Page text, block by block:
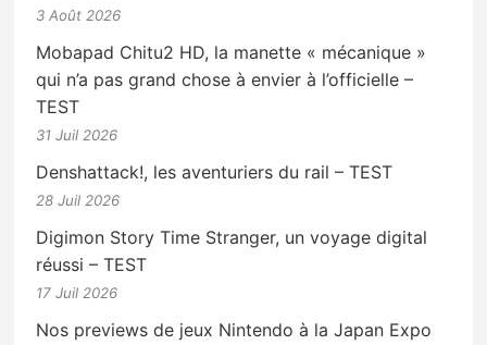
3 Août 2026
Mobapad Chitu2 HD, la manette « mécanique »
qui n’a pas grand chose à envier à l’officielle –
TEST
31 Juil 2026
Denshattack!, les aventuriers du rail – TEST
28 Juil 2026
Digimon Story Time Stranger, un voyage digital
réussi – TEST
17 Juil 2026
Nos previews de jeux Nintendo à la Japan Expo